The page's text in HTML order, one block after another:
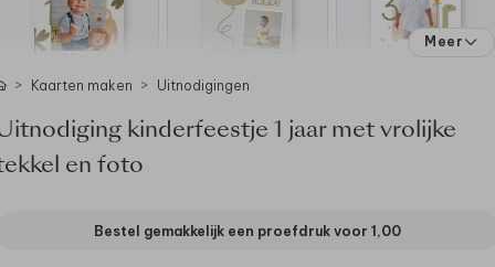
Meer
Kaarten maken Uitnodigingen
kinderfeestje 1 jaar met vrolijke
en foto
Bestel gemakkelijk een proefdruk voor 1,00